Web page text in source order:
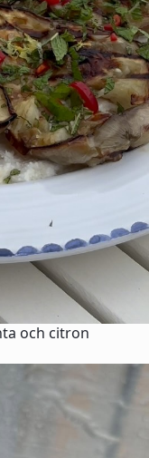
och citron